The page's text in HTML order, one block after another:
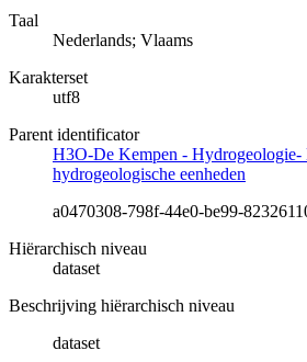
Taal
Nederlands; Vlaams
Karakterset
utf8
Parent identificator
H3O-De Kempen - Hydrogeologie-
hydrogeologische eenheden
a0470308-798f-44e0-be99-
Hiërarchisch niveau
dataset
Beschrijving hiërarchisch niveau
dataset